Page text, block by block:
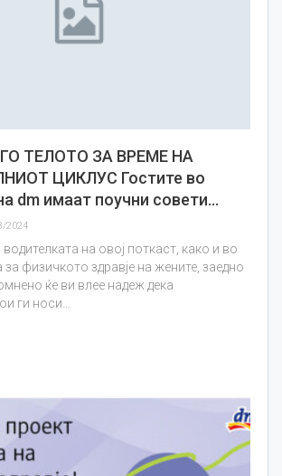
ТЕЛОТО ЗА ВРЕМЕ НА
ЦИКЛУС Гостите во
dm имаат поучни совети…
2024
на овој поткаст, како и во
за физичкото здравје на жените, заедно
ќе ви влее надеж дека
ги носи…